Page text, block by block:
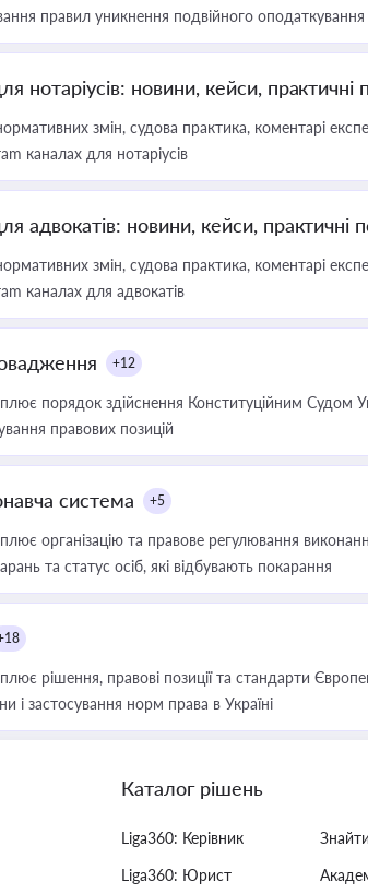
правил уникнення подвійного оподаткування
нотаріусів: новини, кейси, практичні
змін, судова практика, коментарі
каналах для нотаріусів
адвокатів: новини, кейси, практичні
змін, судова практика, коментарі
каналах для адвокатів
+12
порядок здійснення Конституційним Судом
правових позицій
система +5
організацію та правове регулювання
та статус осіб, які відбувають покарання
рішення, правові позиції та стандарти
і застосування норм права в Україні
Каталог рішень
Liga360: Керівник
Liga360: Юрист